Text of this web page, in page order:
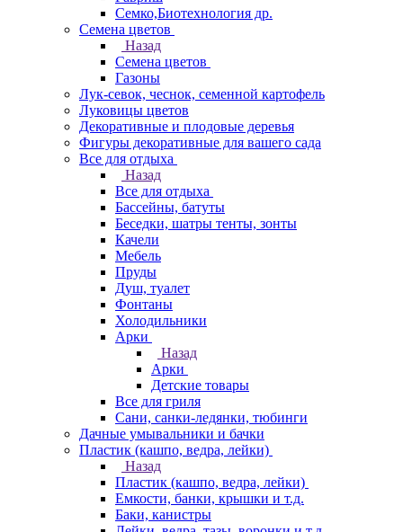
Семко,Биотехнология др.
Семена цветов
Назад
Семена цветов
Газоны
Лук-севок, чеснок, семенной картофель
Луковицы цветов
Декоративные и плодовые деревья
Фигуры декоративные для вашего сада
Все для отдыха
Назад
Все для отдыха
Бассейны, батуты
Беседки, шатры тенты, зонты
Качели
Мебель
Пруды
Душ, туалет
Фонтаны
Холодильники
Арки
Назад
Арки
Детские товары
Все для гриля
Сани, санки-ледянки, тюбинги
Дачные умывальники и бачки
Пластик (кашпо, ведра, лейки)
Назад
Пластик (кашпо, ведра, лейки)
Емкости, банки, крышки и т.д.
Баки, канистры